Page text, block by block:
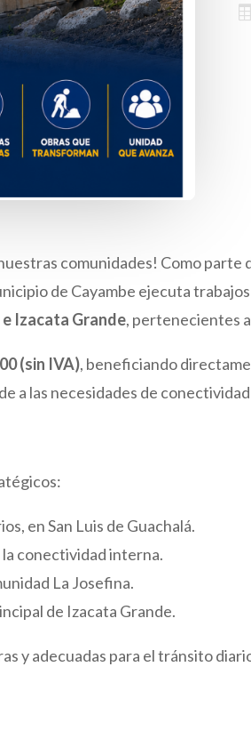
comunidades! Como
de Cayambe ejecuta
e Izacata Grande, pertenecientes
(sin IVA), beneficiando
a las necesidades de
en San Luis de Guachalá.
conectividad interna.
La Josefina.
de Izacata Grande.
y adecuadas para el tránsito